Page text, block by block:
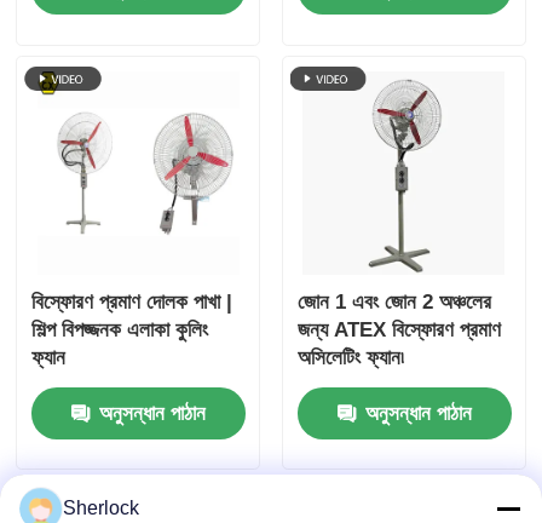
বিস্ফোরণ প্রমাণ দোলক পাখা |
শিল্প বিপজ্জনক এলাকা কুলিং
ফ্যান
অনুসন্ধান পাঠান
জোন 1 এবং জোন 2 অঞ্চলের
জন্য ATEX বিস্ফোরণ প্রমাণ
অসিলেটিং ফ্যান৷
অনুসন্ধান পাঠান
Sherlock